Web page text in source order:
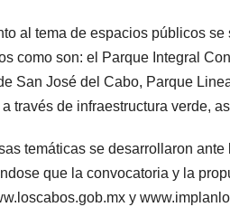
al tema de espacios públicos
como son: el Parque Integral
San José del Cabo, Parque
través de infraestructura verde,
temáticas se desarrollaron
que la convocatoria y la
y